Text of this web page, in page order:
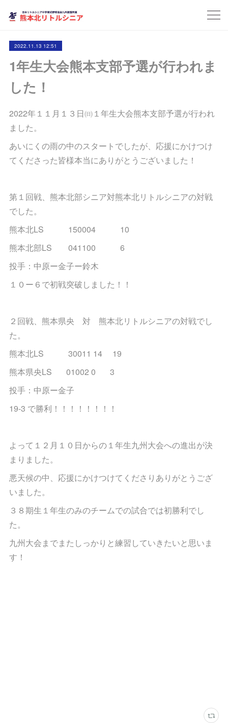
2022.11.13 12:51
1年生大会熊本支部予選が行われま
した！
2022年１１月１３日㈰１年生大会熊本支部予選が行われ
ました。
あいにくの雨の中のスタートでしたが、応援にかけつけ
てくださった皆様本当にありがとうございました！
第１回戦、熊本北部シニア対熊本北リトルシニアの対戦
でした。
熊本北LS 150004 10
熊本北部LS 041100 6
投手：中原ー金子ー鈴木
１０ー６で初戦突破しました！！
２回戦、熊本県央 対 熊本北リトルシニアの対戦でし
た。
熊本北LS 30011 14 19
熊本県央LS 01002 0 3
投手：中原ー金子
19-3 で勝利！！！！！！！！
よって１２月１０日からの１年生九州大会への進出が決
まりました。
悪天候の中、応援にかけつけてくださりありがとうござ
いました。
３８期生１年生のみのチームでの試合では初勝利でし
た。
九州大会までまたしっかりと練習していきたいと思いま
す！